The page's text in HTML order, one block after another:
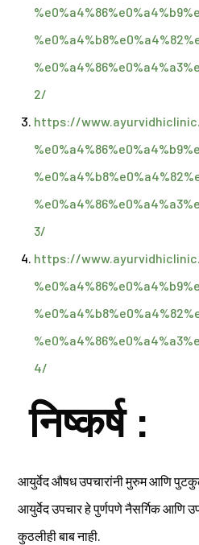
2/
https://
3/
https://
4/
निष्कर्ष :
आयुर्वेद औषध उपचारांनी मुरुम आणि
आयुर्वेद उपचार हे पुर्णपणे नैसर्गिक आणि
कुठलीही बाब नाही.